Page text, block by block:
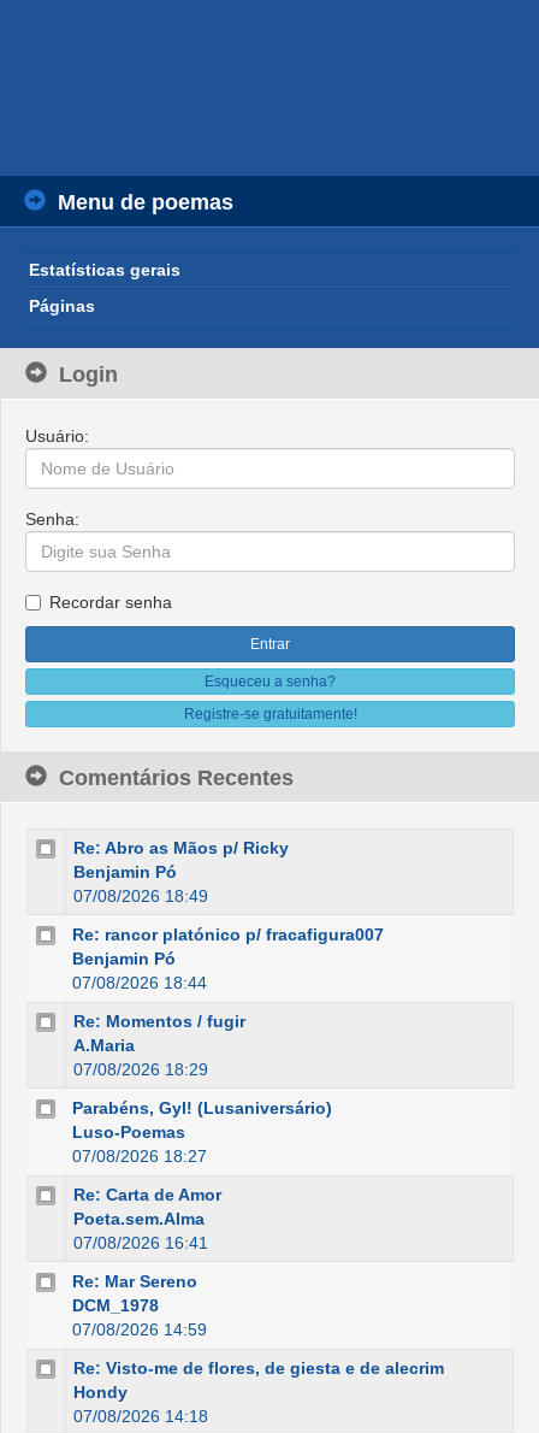
Menu de poemas
Estatísticas gerais
Páginas
Login
Usuário:
Senha:
Recordar senha
Esqueceu a senha?
Registre-se gratuitamente!
Comentários Recentes
Re: Abro as Mãos p/ Ricky
Benjamin Pó
07/08/2026 18:49
Re: rancor platónico p/ fracafigura007
Benjamin Pó
07/08/2026 18:44
Re: Momentos / fugir
A.Maria
07/08/2026 18:29
Parabéns, Gyl! (Lusaniversário)
Luso-Poemas
07/08/2026 18:27
Re: Carta de Amor
Poeta.sem.Alma
07/08/2026 16:41
Re: Mar Sereno
DCM_1978
07/08/2026 14:59
Re: Visto-me de flores, de giesta e de alecrim
Hondy
07/08/2026 14:18